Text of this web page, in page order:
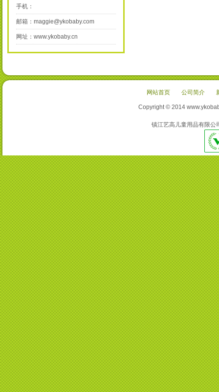
手机：
邮箱：maggie@ykobaby.com
网址：www.ykobaby.cn
网站首页 公司简介
Copyright © 2014
镇江艺高儿童用品有限公